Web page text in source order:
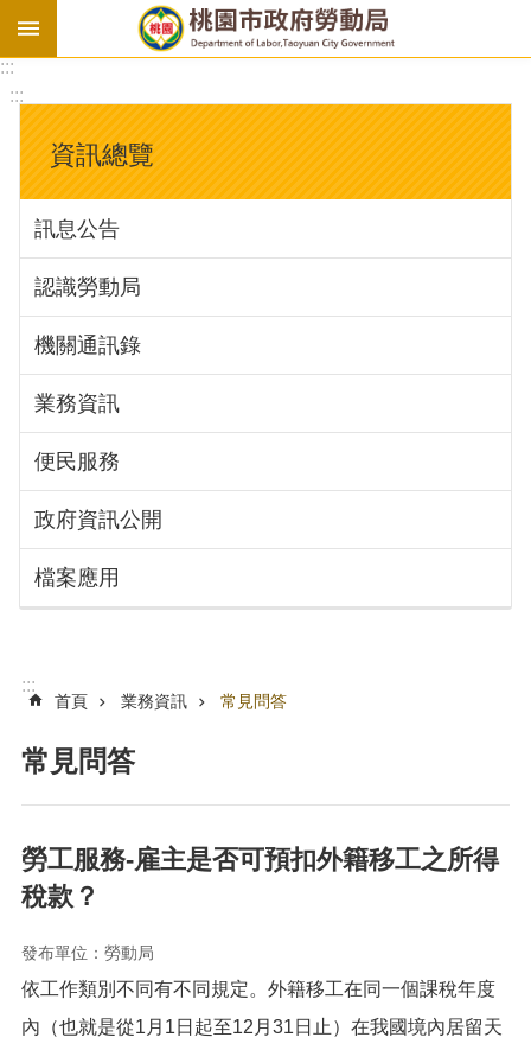
基
法
勞
資
會
庇
護
工
場
進
訊
息
公
識
動
局
關
通
訊
業
務
資
訊
:::
:::
資訊總覽
訊息公告
認識勞動局
機關通訊錄
業務資訊
便民服務
政府資訊公開
檔案應用
:::
首頁 業務資訊 常見問答
常見問答
勞工服務-雇主是否可預扣外籍移工之所得
稅款？
發布單位：勞動局
依工作類別不同有不同規定。外籍移工在同一個課稅年度
內（也就是從1月1日起至12月31日止）在我國境內居留天